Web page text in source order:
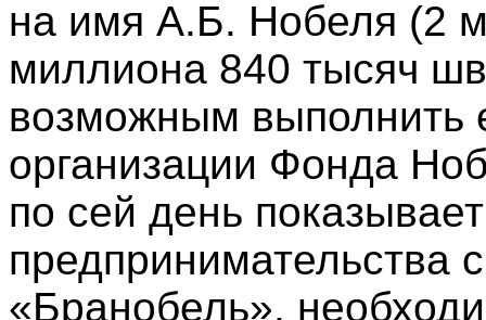
на имя А.Б. Нобеля (2
миллиона 840 тысяч
возможным выполнить
организации Фонда
по сей день
предпринимательства
«Бранобель»,